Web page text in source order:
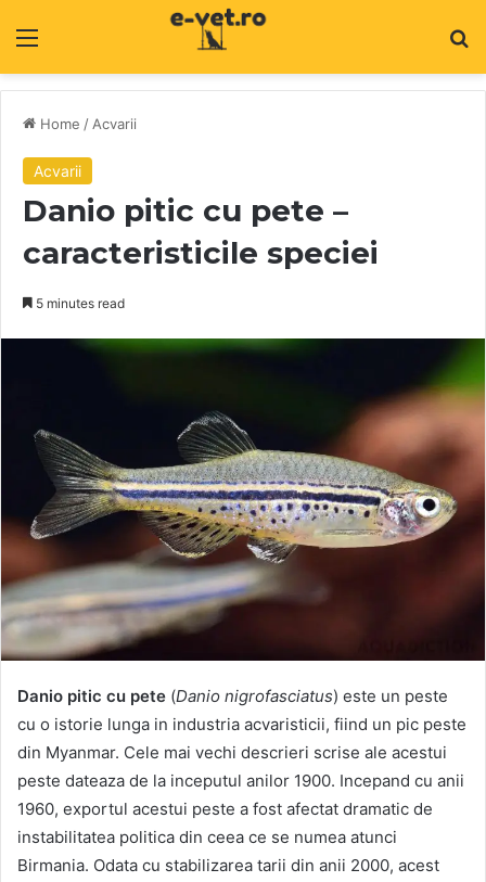
Home / Acvarii
Acvarii
Danio pitic cu pete –
caracteristicile speciei
5 minutes read
Danio pitic cu pete (Danio nigrofasciatus) este un peste
cu o istorie lunga in industria acvaristicii, fiind un pic peste
din Myanmar. Cele mai vechi descrieri scrise ale acestui
peste dateaza de la inceputul anilor 1900. Incepand cu anii
1960, exportul acestui peste a fost afectat dramatic de
instabilitatea politica din ceea ce se numea atunci
Birmania. Odata cu stabilizarea tarii din anii 2000, acest